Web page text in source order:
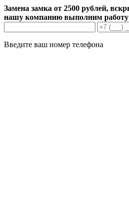
Замена замка от 2500 рублей,
нашу компанию выполним работу
Введите ваш номер телефона